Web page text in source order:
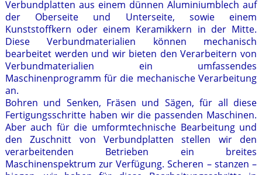
Verbundplatten aus einem dünnen Aluminiumblech auf
der Oberseite und Unterseite, sowie einem
Kunststoffkern oder einem Keramikkern in der Mitte.
Diese Verbundmaterialien können mechanisch
bearbeitet werden und wir bieten den Verarbeitern von
Verbundmaterialien ein umfassendes
Maschinenprogramm für die mechanische Verarbeitung
an.
Bohren und Senken, Fräsen und Sägen, für all diese
Fertigungsschritte haben wir die passenden Maschinen.
Aber auch für die umformtechnische Bearbeitung und
den Zuschnitt von Verbundplatten stellen wir den
verarbeitenden Betrieben ein breites
Maschinenspektrum zur Verfügung. Scheren – stanzen –